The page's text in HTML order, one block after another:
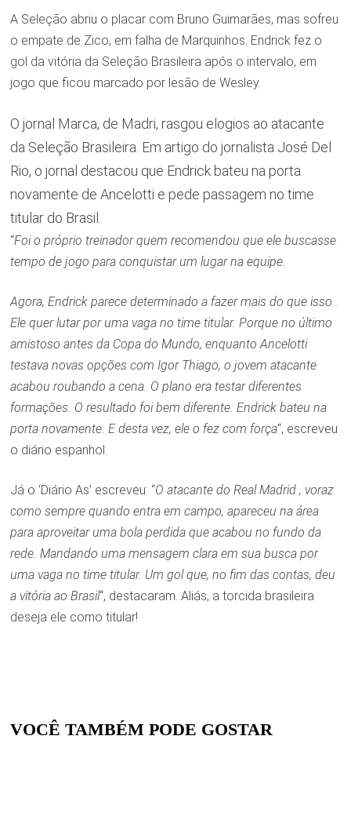
A Seleção abriu o placar com Bruno Guimarães, mas sofreu
o empate de Zico, em falha de Marquinhos. Endrick fez o
gol da vitória da Seleção Brasileira após o intervalo, em
jogo que ficou marcado por lesão de Wesley.
O jornal Marca, de Madri, rasgou elogios ao atacante
da Seleção Brasileira. Em artigo do jornalista José Del
Rio, o jornal destacou que Endrick bateu na porta
novamente de Ancelotti e pede passagem no time
titular do Brasil.
“Foi o próprio treinador quem recomendou que ele buscasse
tempo de jogo para conquistar um lugar na equipe.
Agora, Endrick parece determinado a fazer mais do que isso .
Ele quer lutar por uma vaga no time titular. Porque no último
amistoso antes da Copa do Mundo, enquanto Ancelotti
testava novas opções com Igor Thiago, o jovem atacante
acabou roubando a cena. O plano era testar diferentes
formações. O resultado foi bem diferente. Endrick bateu na
porta novamente. E desta vez, ele o fez com força“, escreveu
o diário espanhol.
Já o ‘Diário As’ escreveu: “O atacante do Real Madrid , voraz
como sempre quando entra em campo, apareceu na área
para aproveitar uma bola perdida que acabou no fundo da
rede. Mandando uma mensagem clara em sua busca por
uma vaga no time titular. Um gol que, no fim das contas, deu
a vitória ao Brasil“, destacaram. Aliás, a torcida brasileira
deseja ele como titular!
VOCÊ TAMBÉM PODE GOSTAR